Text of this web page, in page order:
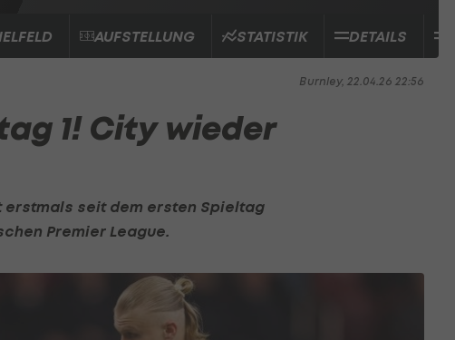
AUFSTELLUNG STATISTIK DETAILS
Burnley, 22.04.26 22:56
1! City wieder
erstmals seit dem ersten Spieltag
Premier League.